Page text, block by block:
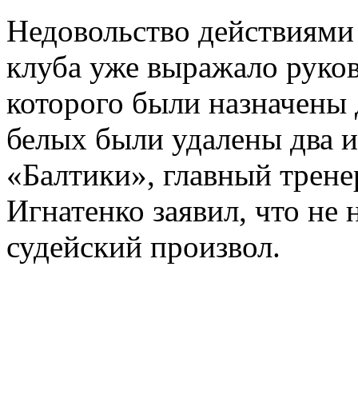
Недовольство
клуба уже выражало
которого были
белых были удалены два
«Балтики», главный
Игнатенко заявил, что не
судейский произвол.